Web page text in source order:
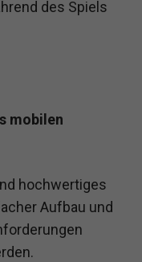
des Spiels
mobilen
hochwertiges
Aufbau und